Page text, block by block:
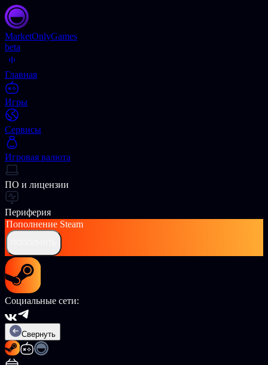
MarketOnlyGames
beta
Главная
Игры
Сервисы
Игровая валюта
ПО и лицензии
Периферия
Пополнение Steam
Социальные сети:
Свернуть